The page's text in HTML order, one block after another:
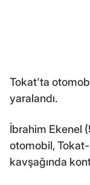
Tokat'ta
yaralandı.
İbrahim Ekenel
otomobil, Tokat-
kavşağında